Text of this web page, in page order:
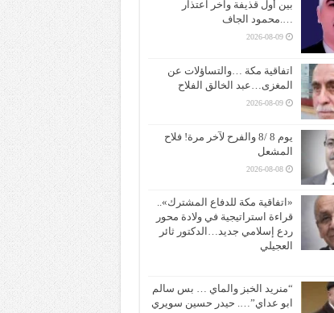
بين أول قذيفة وآخر اعتذار
….محمود الجاف
2026-08-09
اتفاقية مكة …والتساؤلات عن
المغزى…عبد الخالق الفلاح
2026-08-09
يوم 8 /8 والفرح لآخر مرة! فلاح
المشعل
2026-08-08
«اتفاقية مكة للدفاع المشترك»..
قراءة استراتيجية في ولادة محور
ردع إسلامي جديد…الدكتور ثائر
العجيلي
“منريد الخبز والماي … بس سالم
ابو عداي”…. حيدر حسين سويري